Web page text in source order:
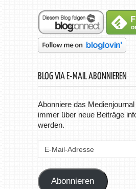
BLOG VIA E-MAIL ABONNIEREN
Abonniere das
immer über neue Beiträge
werden.
Abonnieren